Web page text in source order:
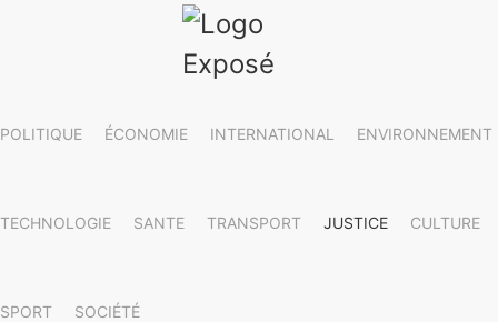
POLITIQUE ÉCONOMIE INTERNATIONAL ENVIRONNEMENT
TECHNOLOGIE SANTE TRANSPORT JUSTICE CULTURE
SPORT SOCIÉTÉ